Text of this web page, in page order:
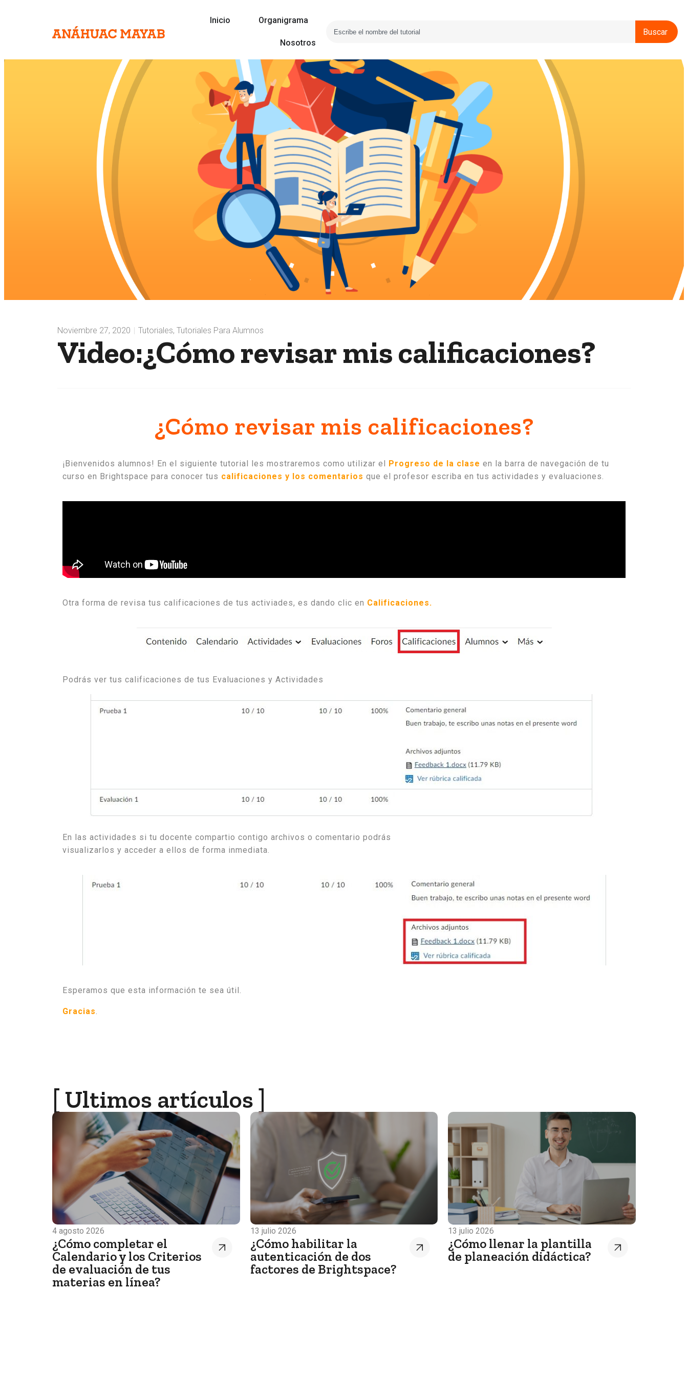
Inicio Organigrama
Nosotros
Buscar
Noviembre 27, 2020 Tutoriales, Tutoriales Para Alumnos
Video:¿Cómo revisar mis calificaciones?
¿Cómo revisar mis calificaciones?
¡Bienvenidos alumnos! En el siguiente tutorial les mostraremos como utilizar el Progreso de la clase en la barra de navegación de tu
curso en Brightspace para conocer tus calificaciones y los comentarios que el profesor escriba en tus actividades y evaluaciones.
Otra forma de revisa tus calificaciones de tus activiades, es dando clic en Calificaciones.
Podrás ver tus calificaciones de tus Evaluaciones y Actividades
En las actividades si tu docente compartio contigo archivos o comentario podrás
visualizarlos y acceder a ellos de forma inmediata.
Esperamos que esta información te sea útil.
Gracias.
[ Ultimos artículos ]
4 agosto 2026
¿Cómo completar el
Calendario y los Criterios
de evaluación de tus
materias en línea?
13 julio 2026
¿Cómo habilitar la
autenticación de dos
factores de Brightspace?
13 julio 2026
¿Cómo llenar la plantilla
de planeación didáctica?